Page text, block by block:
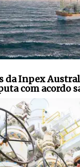
da Inpex
com acordo